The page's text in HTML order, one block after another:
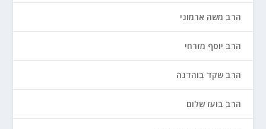
הרב משה ארמוני
הרב יוסף מזרחי
הרב שקד בוהדנה
הרב בועז שלום